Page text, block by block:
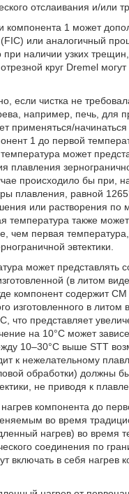
отслаивания и/или
1 может
или аналогичный
наличии узких
круг Dremel
если чистка не
например, печь, для
начинаться
1 до первой
может
происходило бы при,
плавления, равной
или растворения по
температура также
чем первая
эвтектики.
может представлять
(в литом
компонент содержит
изготовленного в
что представляет
на 10°C может
10–30°C выше STT
к нежелательному
обработки) должны
не приводя к
компонента до
во время
нагрев) во время
соединения по
включать в себя